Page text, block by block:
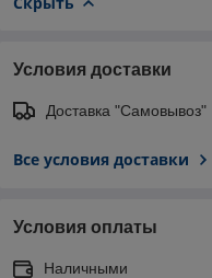
Условия доставки
Доставка "Самовывоз"
Все условия доставки
Условия оплаты
Наличными